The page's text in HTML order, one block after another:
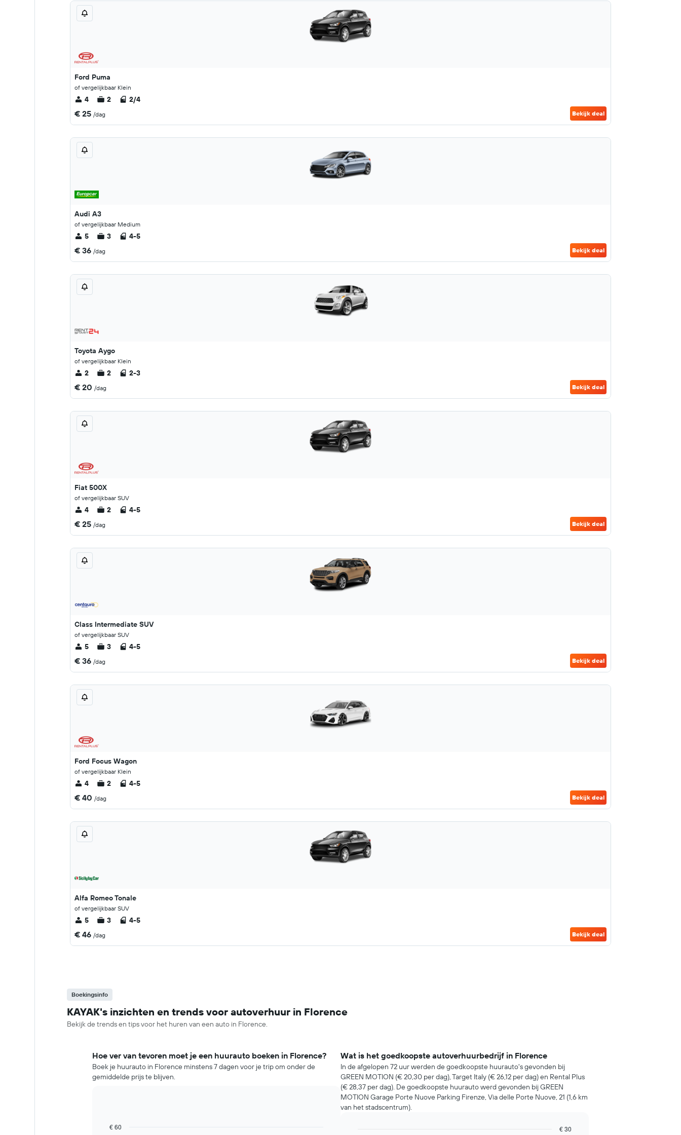
Ford Puma
of vergelijkbaar Klein
4 2 2/4
€ 25 /dag Bekijk deal
Audi A3
of vergelijkbaar Medium
5 3 4-5
€ 36 /dag Bekijk deal
Toyota Aygo
of vergelijkbaar Klein
2 2 2-3
€ 20 /dag Bekijk deal
Fiat 500X
of vergelijkbaar SUV
4 2 4-5
€ 25 /dag Bekijk deal
Class Intermediate SUV
of vergelijkbaar SUV
5 3 4-5
€ 36 /dag Bekijk deal
Ford Focus Wagon
of vergelijkbaar Klein
4 2 4-5
€ 40 /dag Bekijk deal
Alfa Romeo Tonale
of vergelijkbaar SUV
5 3 4-5
€ 46 /dag Bekijk deal
Boekingsinfo
KAYAK's inzichten en trends voor autoverhuur in Florence
Bekijk de trends en tips voor het huren van een auto in Florence.
Hoe ver van tevoren moet je een huurauto boeken in Florence?
Boek je huurauto in Florence minstens 7 dagen voor je trip om onder de
gemiddelde prijs te blijven.
Line
Chart
€ 60
Wat is het goedkoopste autoverhuurbedrijf in Florence
In de afgelopen 72 uur werden de goedkoopste huurauto's gevonden bij
GREEN MOTION (€ 20,30 per dag), Target Italy (€ 26,12 per dag) en Rental Plus
(€ 28,37 per dag). De goedkoopste huurauto werd gevonden bij GREEN
MOTION Garage Porte Nuove Parking Firenze, Via delle Porte Nuove, 21 (1,6 km
van het stadscentrum).
€ 30